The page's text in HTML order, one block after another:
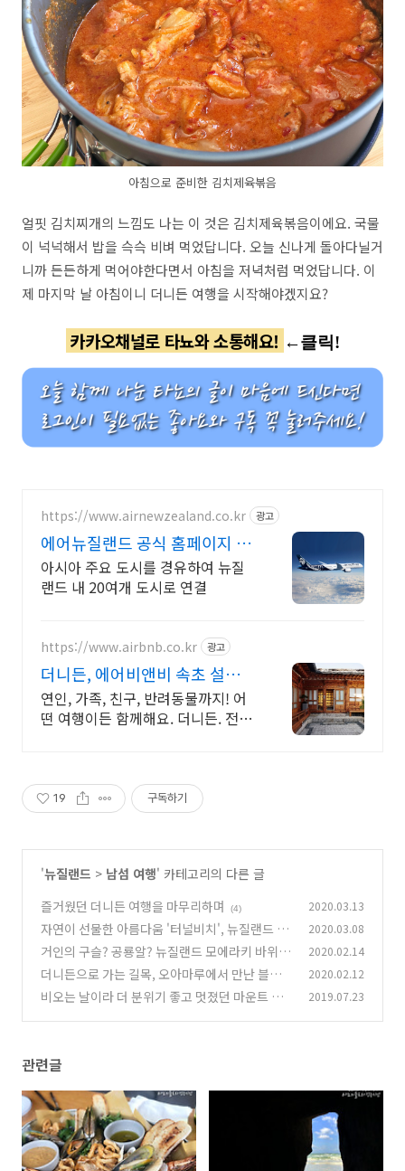
아침으로 준비한 김치제육볶음
얼핏 김치찌개의 느낌도 나는 이 것은 김치제육볶음이에요. 국물
이 넉넉해서 밥을 슥슥 비벼 먹었답니다. 오늘 신나게 돌아다닐거
니까 든든하게 먹어야한다면서 아침을 저녁처럼 먹었답니다. 이
제 마지막 날 아침이니 더니든 여행을 시작해야겠지요?
카카오채널로 타뇨와 소통해요! ←클릭!
https://www.airnewzealand.co.kr 광고
에어뉴질랜드 공식 홈페이지 항
공권 예약 및 여행 정보
아시아 주요 도시를 경유하여 뉴질
랜드 내 20여개 도시로 연결
https://www.airbnb.co.kr 광고
더니든, 에어비앤비 속초 설악산
과 바다
연인, 가족, 친구, 반려동물까지! 어
떤 여행이든 함께해요. 더니든. 전용
19 구독하기
'뉴질랜드 > 남섬 여행' 카테고리의 다른 글
즐거웠던 더니든 여행을 마무리하며
(4) 2020.03.13
자연이 선물한 아름다움 '터널비치', 뉴질랜드 더
니든 여행
(2)
2020.03.08
거인의 구슬? 공룡알? 뉴질랜드 모에라키 바위를
만나다. (2)
2020.02.14
더니든으로 가는 길목, 오아마루에서 만난 블루
펭귄
(6)
2020.02.12
비오는 날이라 더 분위기 좋고 멋졌던 마운트 쿡
2019.07.23
관련글